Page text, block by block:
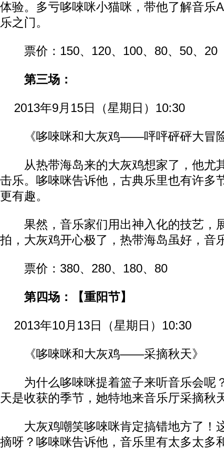
体验。多亏哆唻咪小猫咪，带他了解音乐
乐之门。
票价：150、120、100、80、50、20
第三场：
2013年9月15日（星期日）10:30
《哆唻咪和大灰鸡——呯呯砰砰大冒
从热带海岛来的大灰鸡想家了，他尤
击乐。哆唻咪告诉他，古典乐里也有许多
更有趣。
果然，音乐家们用出神入化的技艺，
拍，大灰鸡开心极了，热带海岛虽好，音
票价：380、280、180、80
第四场：【重阳节】
2013年10月13日（星期日）10:30
《哆唻咪和大灰鸡——采摘秋天》
为什么哆唻咪提着篮子来听音乐会呢
天是收获的季节，她特地来音乐厅采摘秋
大灰鸡嘲笑哆唻咪肯定搞错地方了！
摘呀？哆唻咪告诉他，音乐里有太多太多